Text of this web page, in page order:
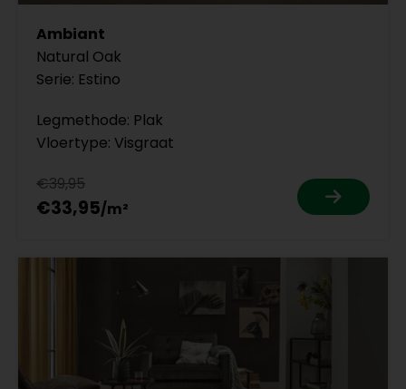
Ambiant
Natural Oak
Serie: Estino
Legmethode: Plak
Vloertype: Visgraat
€39,95
€33,95